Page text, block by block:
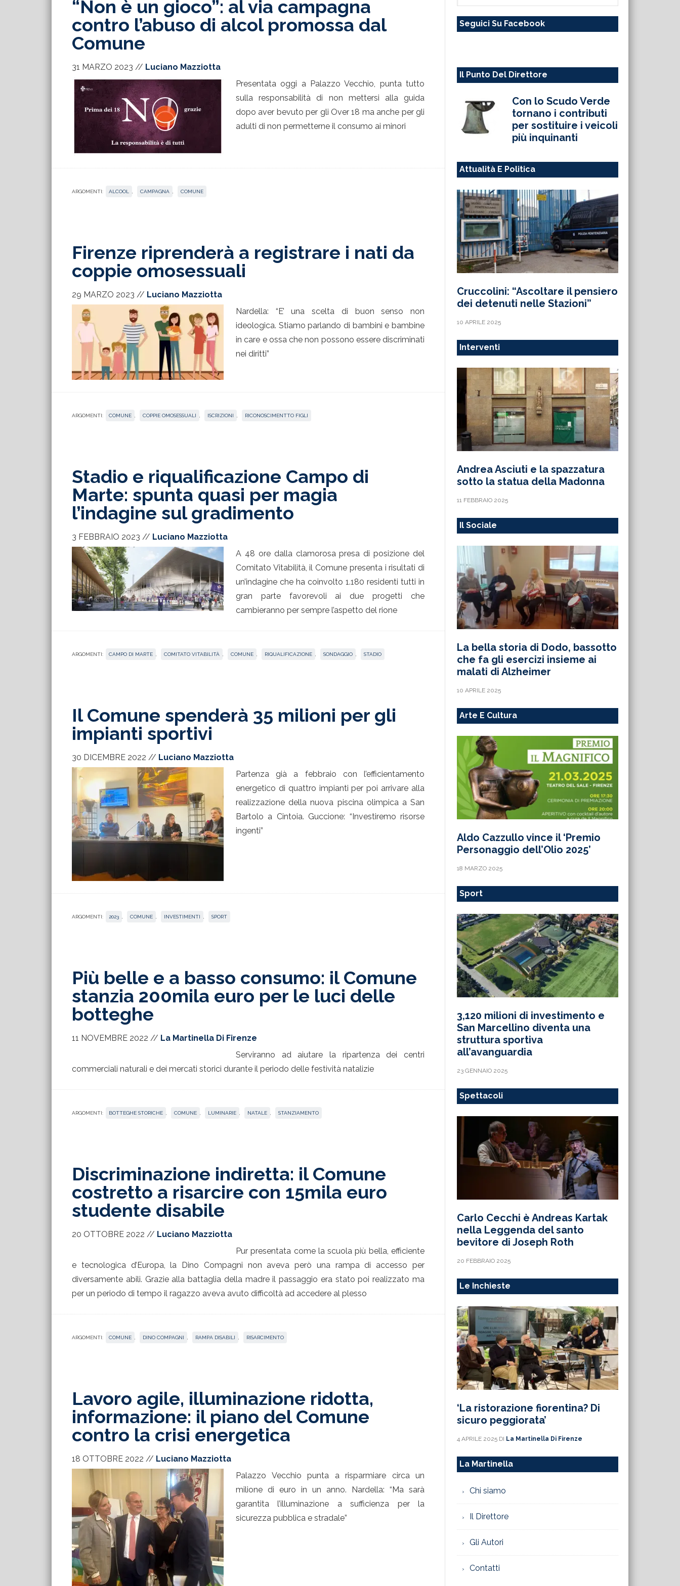
“Non è un gioco”: al via campagna
contro l’abuso di alcol promossa dal
Comune
31 MARZO 2023 // Luciano Mazziotta
Presentata oggi a Palazzo Vecchio, punta tutto
sulla responsabilità di non mettersi alla guida
dopo aver bevuto per gli Over 18 ma anche per gli
adulti di non permetterne il consumo ai minori
ARGOMENTI: ALCOOL CAMPAGNA COMUNE
Firenze riprenderà a registrare i nati da
coppie omosessuali
29 MARZO 2023 // Luciano Mazziotta
Nardella: “E’ una scelta di buon senso non
ideologica. Stiamo parlando di bambini e bambine
in care e ossa che non possono essere discriminati
nei diritti”
ARGOMENTI: COMUNE COPPIE OMOSESSUALI ISCRIZIONI RICONOSCIMENTTO FIGLI
Stadio e riqualificazione Campo di
Marte: spunta quasi per magia
l’indagine sul gradimento
3 FEBBRAIO 2023 // Luciano Mazziotta
A 48 ore dalla clamorosa presa di posizione del
Comitato Vitabilità, il Comune presenta i risultati di
un’indagine che ha coinvolto 1.180 residenti tutti in
gran parte favorevoli ai due progetti che
cambieranno per sempre l’aspetto del rione
ARGOMENTI: CAMPO DI MARTE COMITATO VITABILITÀ COMUNE RIQUALIFICAZIONE SONDAGGIO STADIO
Il Comune spenderà 35 milioni per gli
impianti sportivi
30 DICEMBRE 2022 // Luciano Mazziotta
Partenza già a febbraio con l’efficientamento
energetico di quattro impianti per poi arrivare alla
realizzazione della nuova piscina olimpica a San
Bartolo a Cintoia. Guccione: “Investiremo risorse
ingenti”
ARGOMENTI: 2023 COMUNE INVESTIMENTI SPORT
Più belle e a basso consumo: il Comune
stanzia 200mila euro per le luci delle
botteghe
11 NOVEMBRE 2022 // La Martinella Di Firenze
Serviranno ad aiutare la ripartenza dei centri
commerciali naturali e dei mercati storici durante il periodo delle festività natalizie
ARGOMENTI: BOTTEGHE STORICHE COMUNE LUMINARIE NATALE STANZIAMENTO
Discriminazione indiretta: il Comune
costretto a risarcire con 15mila euro
studente disabile
20 OTTOBRE 2022 // Luciano Mazziotta
Pur presentata come la scuola più bella, efficiente
e tecnologica d’Europa, la Dino Compagni non aveva però una rampa di accesso per
diversamente abili. Grazie alla battaglia della madre il passaggio era stato poi realizzato ma
per un periodo di tempo il ragazzo aveva avuto difficoltà ad accedere al plesso
ARGOMENTI: COMUNE DINO COMPAGNI RAMPA DISABILI RISARCIMENTO
Lavoro agile, illuminazione ridotta,
informazione: il piano del Comune
contro la crisi energetica
18 OTTOBRE 2022 // Luciano Mazziotta
Palazzo Vecchio punta a risparmiare circa un
milione di euro in un anno. Nardella: “Ma sarà
garantita l’illuminazione a sufficienza per la
sicurezza pubblica e stradale”
sito
Seguici Su Facebook
Il Punto Del Direttore
Con lo Scudo Verde
tornano i contributi
per sostituire i veicoli
più inquinanti
Attualità E Politica
Cruccolini: “Ascoltare il pensiero
dei detenuti nelle Stazioni”
10 APRILE 2025
Interventi
Andrea Asciuti e la spazzatura
sotto la statua della Madonna
11 FEBBRAIO 2025
Il Sociale
La bella storia di Dodo, bassotto
che fa gli esercizi insieme ai
malati di Alzheimer
10 APRILE 2025
Arte E Cultura
Aldo Cazzullo vince il ‘Premio
Personaggio dell’Olio 2025’
18 MARZO 2025
Sport
3,120 milioni di investimento e
San Marcellino diventa una
struttura sportiva
all’avanguardia
23 GENNAIO 2025
Spettacoli
Carlo Cecchi è Andreas Kartak
nella Leggenda del santo
bevitore di Joseph Roth
20 FEBBRAIO 2025
Le Inchieste
‘La ristorazione fiorentina? Di
sicuro peggiorata’
4 APRILE 2025 DI La Martinella Di Firenze
La Martinella
Chi siamo
Il Direttore
Gli Autori
Contatti